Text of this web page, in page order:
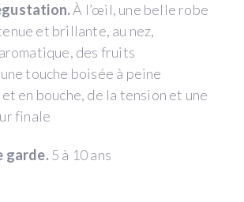
À l’œil, une belle robe
et brillante, au nez,
des fruits
touche boisée à peine
en bouche, de la tension et une
finale
garde.5 à 10 ans